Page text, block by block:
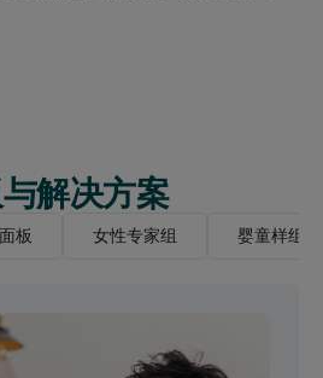
解决方案
板 女性专家组 婴童样组